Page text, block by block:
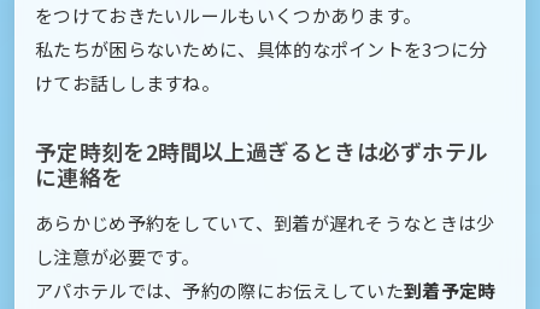
をつけておきたいルールもいくつかあります。
私たちが困らないために、具体的なポイントを3つに分
けてお話ししますね。
予定時刻を2時間以上過ぎるときは必ずホテル
に連絡を
あらかじめ予約をしていて、到着が遅れそうなときは少
し注意が必要です。
アパホテルでは、予約の際にお伝えしていた到着予定時